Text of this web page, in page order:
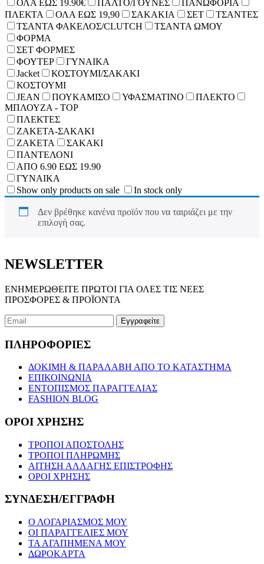
ΟΛΑ ΕΩΣ 19.90€
ΠΑΛΤΟ/ΓΟΥΝΕΣ
ΠΑΝΩΦΟΡΙΑ
ΠΛΕΚΤΑ
ΟΛΑ ΕΩΣ 19,90 ΣΑΚΑΚΙΑ ΣΕΤ
ΤΣΑΝΤΕΣ
ΤΣΑΝΤΑ ΦΑΚΕΛΟΣ/CLUTCH
ΤΣΑΝΤΑ ΩΜΟΥ
ΦΟΡΜΑ
ΣΕΤ ΦΟΡΜΕΣ
ΦΟΥΤΕΡ
ΓΥΝΑΙΚΑ
Jacket
ΚΟΣΤΟΥΜΙ/ΣΑΚΑΚΙ
ΚΟΣΤΟΥΜΙ
JEAN
ΠΟΥΚΑΜΙΣΟ ΥΦΑΣΜΑΤΙΝΟ
ΠΛΕΚΤΟ
ΜΠΛΟΥΖΑ - TOP
ΠΛΕΚΤΕΣ
ΖΑΚΕΤΑ-ΣΑΚΑΚΙ
ΖΑΚΕΤΑ
ΣΑΚΑΚΙ
ΠΑΝΤΕΛΟΝΙ
ΑΠΟ 6.90 ΕΩΣ 19.90
ΓΥΝΑΙΚΑ
Show only products on sale
In stock only
Δεν βρέθηκε κανένα προϊόν που να ταιριάζει με την
επιλογή σας.
NEWSLETTER
ΕΝΗΜΕΡΩΘΕΙΤΕ ΠΡΩΤΟΙ ΓΙΑ ΟΛΕΣ ΤΙΣ ΝΕΕΣ
ΠΡΟΣΦΟΡΕΣ & ΠΡΟΪΟΝΤΑ
ΠΛΗΡΟΦΟΡΙΕΣ
ΔΟΚΙΜΗ & ΠΑΡΑΛΑΒΗ ΑΠΟ ΤΟ ΚΑΤΑΣΤΗΜΑ
ΕΠΙΚΟΙΝΩΝΙΑ
ΕΝΤΟΠΙΣΜΟΣ ΠΑΡΑΓΓΕΛΙΑΣ
FASHION BLOG
ΟΡΟΙ ΧΡΗΣΗΣ
ΤΡΟΠΟΙ ΑΠΟΣΤΟΛΗΣ
ΤΡΟΠΟΙ ΠΛΗΡΩΜΗΣ
ΑΙΤΗΣΗ ΑΛΛΑΓΗΣ ΕΠΙΣΤΡΟΦΗΣ
ΟΡΟΙ ΧΡΗΣΗΣ
ΣΥΝΔΕΣΗ/ΕΓΓΡΑΦΗ
Ο ΛΟΓΑΡΙΑΣΜΟΣ ΜΟΥ
ΟΙ ΠΑΡΑΓΓΕΛΙΕΣ ΜΟΥ
ΤΑ ΑΓΑΠΗΜΕΝΑ ΜΟΥ
ΔΩΡΟΚΑΡΤΑ